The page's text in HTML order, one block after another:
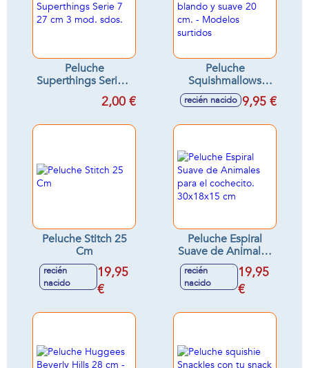
Peluche
Superthings Serie 7
27 cm 3 mod. sdos.
2,00 €
Peluche
Squishmallows
blando y suave 20
cm. - Modelos
recién nacido 9,95 €
Peluche Stitch 25
Cm
recién
nacido
19,95
€
Peluche Espiral
Suave de Animales
para el cochecito.
30x18x15 cm
recién
nacido
19,95
€